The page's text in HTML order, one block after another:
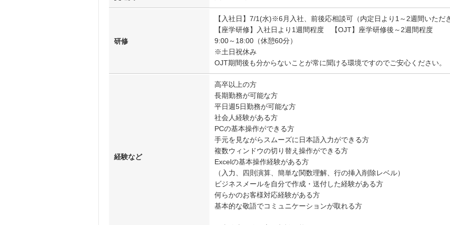
研修
【入社日】7/1(水)※6月入社、前後応相談可（内定日より1～2週間いただ
【座学研修】入社日より1週間程度 【OJT】座学研修後～2週間程度
9:00～18:00（休憩60分）
※土日祝休み
OJT期間後も分からないことが常に聞ける環境ですのでご安心ください。
経験など
高卒以上の方
長期勤務が可能な方
平日週5日勤務が可能な方
社会人経験がある方
PCの基本操作ができる方
手元を見ながらスムーズに日本語入力ができる方
複数ウィンドウの切り替え操作ができる方
Excelの基本操作経験がある方
（入力、四則演算、簡単な関数理解、行の挿入削除レベル）
ビジネスメールを自分で作成・送付した経験がある方
何らかのお客様対応経験がある方
基本的な敬語でコミュニケーションが取れる方